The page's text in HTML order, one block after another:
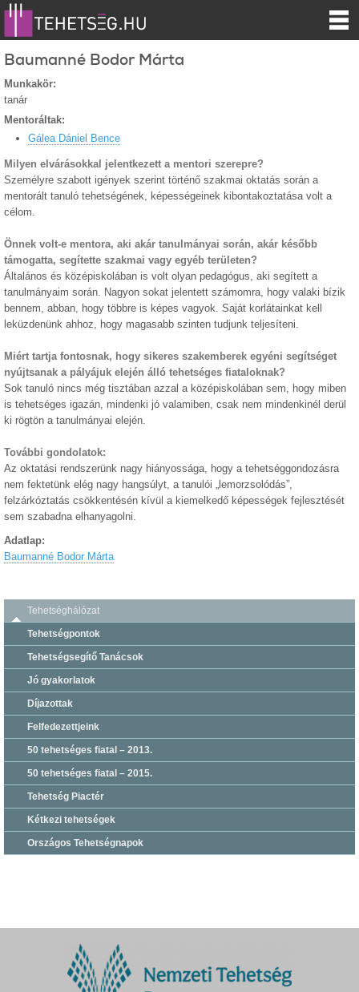
Baumanné Bodor Márta
Munkakör:
tanár
Mentoráltak:
Gálea Dániel Bence
Milyen elvárásokkal jelentkezett a mentori szerepre?
Személyre szabott igények szerint történő szakmai oktatás során a
mentorált tanuló tehetségének, képességeinek kibontakoztatása volt a
célom.
Önnek volt-e mentora, aki akár tanulmányai során, akár később
támogatta, segítette szakmai vagy egyéb területen?
Általános és középiskolában is volt olyan pedagógus, aki segített a
tanulmányaim során. Nagyon sokat jelentett számomra, hogy valaki bízik
bennem, abban, hogy többre is képes vagyok. Saját korlátainkat kell
leküzdenünk ahhoz, hogy magasabb szinten tudjunk teljesíteni.
Miért tartja fontosnak, hogy sikeres szakemberek egyéni segítséget
nyújtsanak a pályájuk elején álló tehetséges fiataloknak?
Sok tanuló nincs még tisztában azzal a középiskolában sem, hogy miben
is tehetséges igazán, mindenki jó valamiben, csak nem mindenkinél derül
ki rögtön a tanulmányai elején.
További gondolatok:
Az oktatási rendszerünk nagy hiányossága, hogy a tehetséggondozásra
nem fektetünk elég nagy hangsúlyt, a tanulói „lemorzsolódás”,
felzárkóztatás csökkentésén kívül a kiemelkedő képességek fejlesztését
sem szabadna elhanyagolni.
Adatlap:
Baumanné Bodor Márta
Tehetséghálózat
Tehetségpontok
Tehetségsegítő Tanácsok
Jó gyakorlatok
Díjazottak
Felfedezettjeink
50 tehetséges fiatal – 2013.
50 tehetséges fiatal – 2015.
Tehetség Piactér
Kétkezi tehetségek
Országos Tehetségnapok